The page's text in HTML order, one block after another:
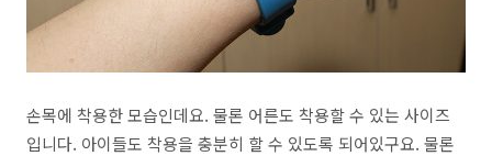
손목에 착용한 모습인데요. 물론 어른도 착용할 수 있는 사이즈
입니다. 아이들도 착용을 충분히 할 수 있도록 되어있구요. 물론